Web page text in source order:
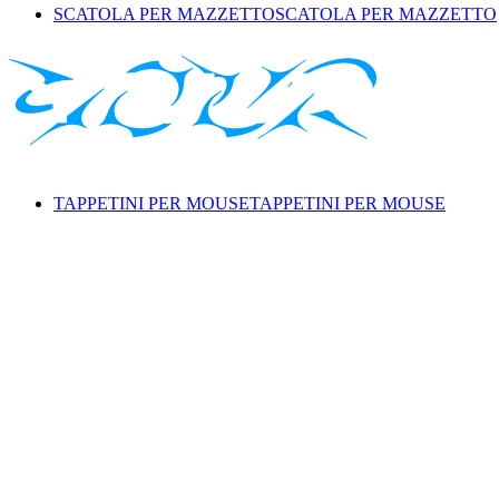
SCATOLA PER MAZZETTOSCATOLA PER MAZZETTO
TAPPETINI PER MOUSETAPPETINI PER MOUSE